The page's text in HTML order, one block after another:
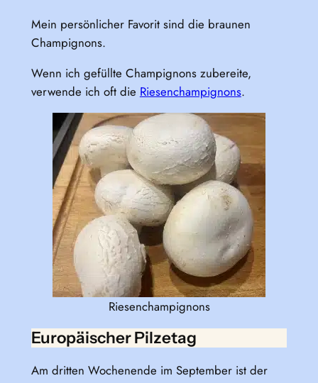
Mein persönlicher Favorit sind die braunen
Champignons.
Wenn ich gefüllte Champignons zubereite,
verwende ich oft die Riesenchampignons.
Riesenchampignons
Europäischer Pilzetag
Am dritten Wochenende im September ist der